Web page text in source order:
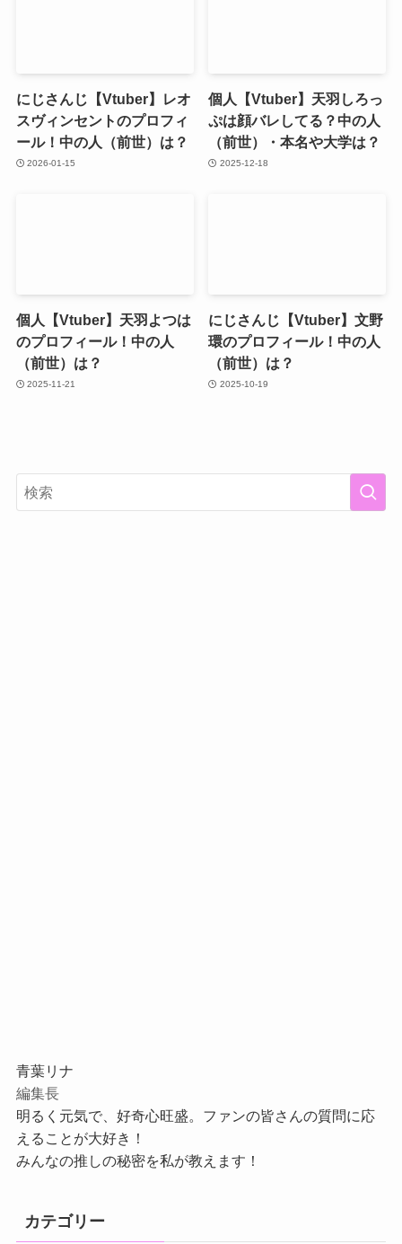
にじさんじ【Vtuber】レオ
スヴィンセントのプロフィ
ール！中の人（前世）は？
2026-01-15
個人【Vtuber】天羽しろっ
ぷは顔バレしてる？中の人
（前世）・本名や大学は？
2025-12-18
個人【Vtuber】天羽よつは
のプロフィール！中の人
（前世）は？
2025-11-21
にじさんじ【Vtuber】文野
環のプロフィール！中の人
（前世）は？
2025-10-19
青葉リナ
編集長
明るく元気で、好奇心旺盛。ファンの皆さんの質問に応
えることが大好き！
みんなの推しの秘密を私が教えます！
カテゴリー